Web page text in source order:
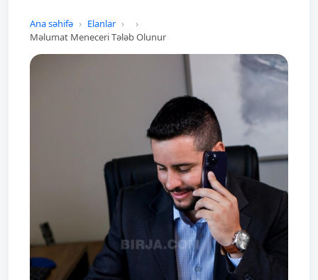
Ana səhifə
Elanlar
Məlumat Meneceri Tələb Olunur